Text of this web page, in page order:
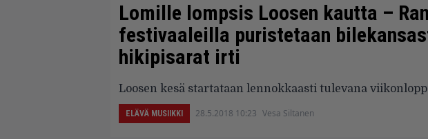
Lomille lompsis Loosen kautta –
festivaaleilla puristetaan
hikipisarat irti
Loosen kesä startataan lennokkaasti tulevana
ELÄVÄ MUSIIKKI 28.5.2018 10:23 Vesa Siltanen